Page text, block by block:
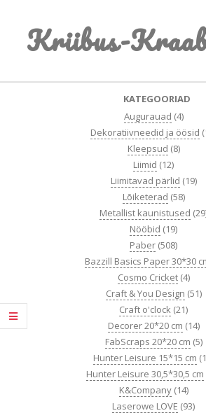
contentKriibus-
KATEGOORIAD
Augurauad (4)
Dekoratiivneedid ja öösid
Kleepsud (8)
Liimid (12)
Liimitavad pärlid (19)
Lõiketerad (58)
Metallist kaunistused
Nööbid (19)
Paber (508)
Bazzill Basics Paper 30*30
Cosmo Cricket (4)
Craft & You Design (51)
Craft o'clock (21)
Decorer 20*20 cm (14)
FabScraps 20*20 cm (5)
Hunter Leisure 15*15 cm
Hunter Leisure 30,5*30,5 cm
K&Company (14)
Laserowe LOVE (93)